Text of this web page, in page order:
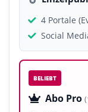
4 Portale
Social
BELIEBT
Abo Pro